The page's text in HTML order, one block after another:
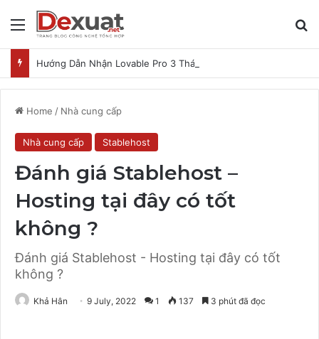
Menu
Hướng Dẫn Nhận Lovable Pro 3 Tháng Miễn Phí
Home / Nhà cung cấp
Nhà cung cấp Stablehost
Đánh giá Stablehost –
Hosting tại đây có tốt
không ?
Đánh giá Stablehost - Hosting tại đây có tốt
không ?
Khả Hân 9 July, 2022 1 137 3 phút đã đọc